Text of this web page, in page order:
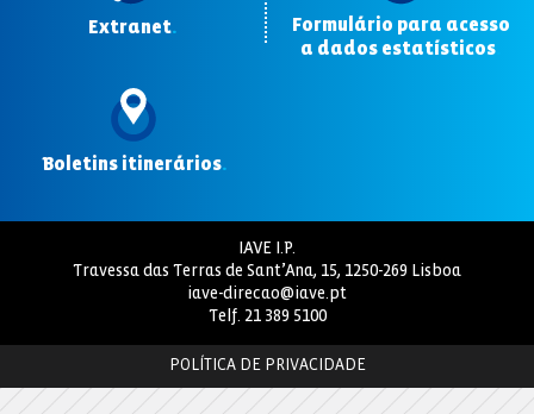
Extranet.
Formulário para acesso
a dados estatísticos
Boletins itinerários.
IAVE I.P.
Travessa das Terras de Sant’Ana, 15, 1250-269 Lisboa
iave-direcao@iave.pt
Telf. 21 389 5100
POLÍTICA DE PRIVACIDADE